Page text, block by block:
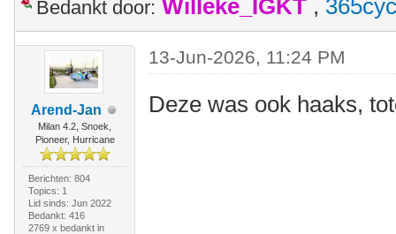
Bedankt door: Willeke_IGKT ,
Arend-Jan
Milan 4.2, Snoek,
Pioneer, Hurricane
Berichten: 804
Topics: 1
Lid sinds: Jun 2022
Bedankt: 416
2769 x bedankt in
13-Jun-2026, 11:24 PM
Deze was ook haaks,